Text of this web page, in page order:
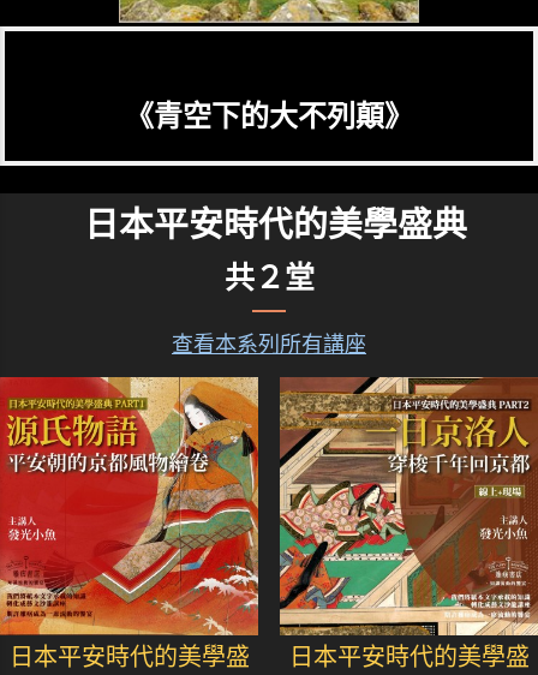
《青空下的大不列顛》
日本平安時代的美學盛典
共２堂
查看本系列所有講座
日本平安時代的美學盛
日本平安時代的美學盛